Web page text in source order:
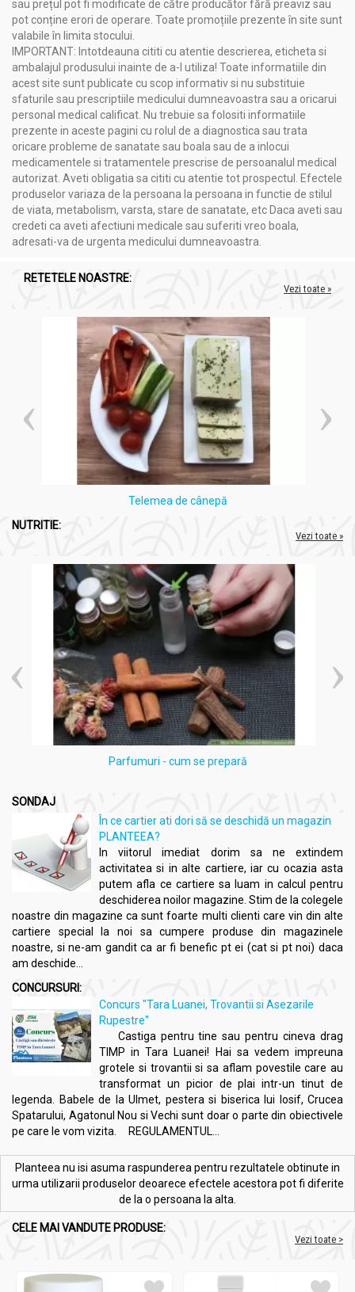
Precauții, atenționări și sfaturi:
Golden diab 60cps - GOLDEN HERBS
Tratamentul cu Golden Diab trebuie insotit de un control strict
al dietei si un regim adecvat de exercitii fizice.
Este necesara monitorizarea nivelului de zahar din sange.
A nu se depasi doza zilnica recomandata.
Acest produs este un supliment alimentar si nu înlocuieste o
dieta variata si echilibrata.
Notificat de IBA cu nr. 3046/2008
Golden diab 60cps - GOLDEN HERBS
- 1 capsula de 2 ori pe zi, in cazul diabetului incipient, fara
- 1 capsula de 3 ori pe zi, in cazul esecului altor hipoglicemiante
orale si a rezistentei la insulina.
sau prețul pot fi modificate de către producător fără preaviz sau
pot conține erori de operare. Toate promoțiile prezente în site sunt
valabile în limita stocului.
IMPORTANT: Intotdeauna cititi cu atentie descrierea, eticheta si
ambalajul produsului inainte de a-l utiliza! Toate informatiile din
acest site sunt publicate cu scop informativ si nu substituie
sfaturile sau prescriptiile medicului dumneavoastra sau a oricarui
personal medical calificat. Nu trebuie sa folositi informatiile
prezente in aceste pagini cu rolul de a diagnostica sau trata
oricare probleme de sanatate sau boala sau de a inlocui
medicamentele si tratamentele prescrise de persoanalul medical
autorizat. Aveti obligatia sa cititi cu atentie tot prospectul. Efectele
produselor variaza de la persoana la persoana in functie de stilul
de viata, metabolism, varsta, stare de sanatate, etc Daca aveti sau
credeti ca aveti afectiuni medicale sau suferiti vreo boala,
adresati-va de urgenta medicului dumneavoastra.
RETETELE NOASTRE:
Vezi toate »
Telemea de cânepă
NUTRITIE:
Vezi toate »
Parfumuri - cum se prepară
SONDAJ
În ce cartier ati dori să se deschidă un magazin
PLANTEEA?
In viitorul imediat dorim sa ne extindem
activitatea si in alte cartiere, iar cu ocazia asta
putem afla ce cartiere sa luam in calcul pentru
deschiderea noilor magazine. Stim de la colegele
noastre din magazine ca sunt foarte multi clienti care vin din alte
cartiere special la noi sa cumpere produse din magazinele
noastre, si ne-am gandit ca ar fi benefic pt ei (cat si pt noi) daca
am deschide...
CONCURSURI:
Concurs "Tara Luanei, Trovantii si Asezarile
Rupestre"
Castiga pentru tine sau pentru cineva drag
TIMP in Tara Luanei! Hai sa vedem impreuna
grotele si trovantii si sa aflam povestile care au
transformat un picior de plai intr-un tinut de
legenda. Babele de la Ulmet, pestera si biserica lui Iosif, Crucea
Spatarului, Agatonul Nou si Vechi sunt doar o parte din obiectivele
pe care le vom vizita. REGULAMENTUL...
Planteea nu isi asuma raspunderea pentru rezultatele obtinute in
urma utilizarii produselor deoarece efectele acestora pot fi diferite
de la o persoana la alta.
CELE MAI VANDUTE PRODUSE:
Vezi toate >